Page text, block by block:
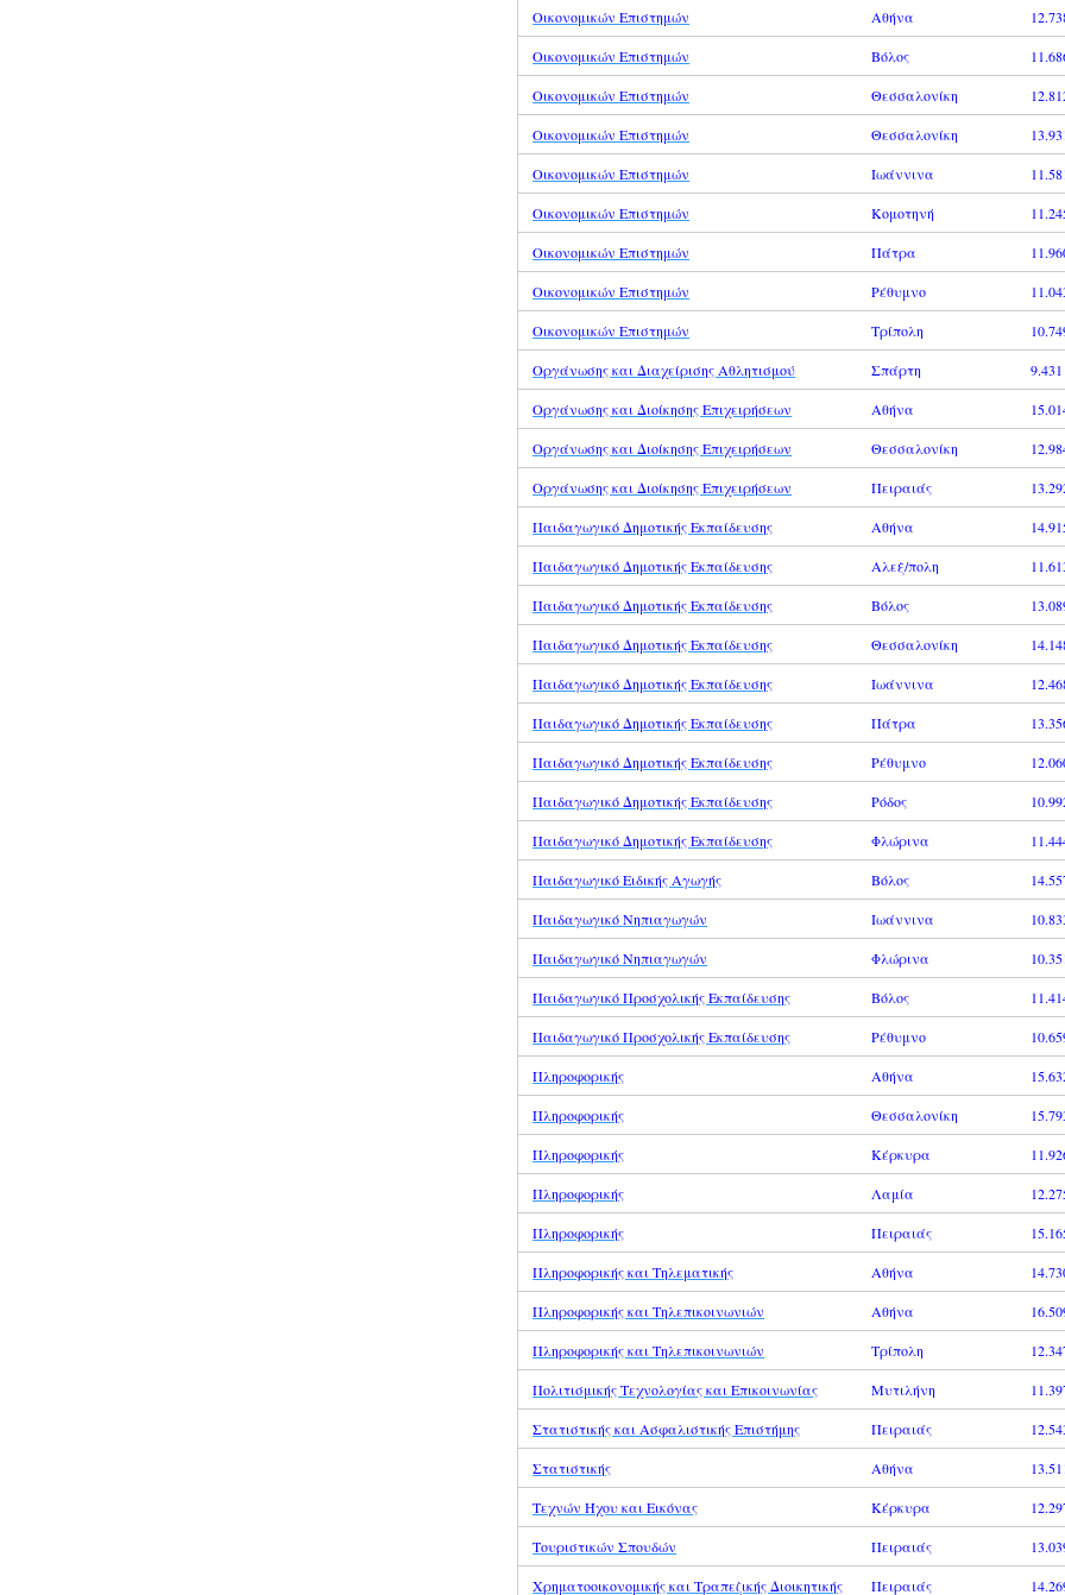
Οικονομικών Επιστημών Αθήνα
Οικονομικών Επιστημών Βόλος
Οικονομικών Επιστημών Θεσσαλονίκη
Οικονομικών Επιστημών Θεσσαλονίκη
Οικονομικών Επιστημών Ιωάννινα
Οικονομικών Επιστημών Κομοτηνή
Οικονομικών Επιστημών Πάτρα
Οικονομικών Επιστημών Ρέθυμνο
Οικονομικών Επιστημών Τρίπολη
Οργάνωσης και Διαχείρισης Αθλητισμού Σπάρτη 9.431
Οργάνωσης και Διοίκησης Επιχειρήσεων Αθήνα
Οργάνωσης και Διοίκησης Επιχειρήσεων Θεσσαλονίκη
Οργάνωσης και Διοίκησης Επιχειρήσεων Πειραιάς
Παιδαγωγικό Δημοτικής Εκπαίδευσης Αθήνα
Παιδαγωγικό Δημοτικής Εκπαίδευσης Αλεξ/πολη
Παιδαγωγικό Δημοτικής Εκπαίδευσης Βόλος
Παιδαγωγικό Δημοτικής Εκπαίδευσης Θεσσαλονίκη
Παιδαγωγικό Δημοτικής Εκπαίδευσης Ιωάννινα
Παιδαγωγικό Δημοτικής Εκπαίδευσης Πάτρα
Παιδαγωγικό Δημοτικής Εκπαίδευσης Ρέθυμνο
Παιδαγωγικό Δημοτικής Εκπαίδευσης Ρόδος
Παιδαγωγικό Δημοτικής Εκπαίδευσης Φλώρινα
Παιδαγωγικό Ειδικής Αγωγής Βόλος
Παιδαγωγικό Νηπιαγωγών Ιωάννινα
Παιδαγωγικό Νηπιαγωγών Φλώρινα
Παιδαγωγικό Προσχολικής Εκπαίδευσης Βόλος
Παιδαγωγικό Προσχολικής Εκπαίδευσης Ρέθυμνο
Πληροφορικής Αθήνα
Πληροφορικής Θεσσαλονίκη
Πληροφορικής Κέρκυρα
Πληροφορικής Λαμία
Πληροφορικής Πειραιάς
Πληροφορικής και Τηλεματικής Αθήνα
Πληροφορικής και Τηλεπικοινωνιών Αθήνα
Πληροφορικής και Τηλεπικοινωνιών Τρίπολη
Πολιτισμικής Τεχνολογίας και Επικοινωνίας Μυτιλήνη
Στατιστικής και Ασφαλιστικής Επιστήμης Πειραιάς
Στατιστικής Αθήνα
Τεχνών Ήχου και Εικόνας Κέρκυρα
Τουριστικών Σπουδών Πειραιάς
Χρηματοοικονομικής και Τραπεζικής Διοικητικής Πειραιάς